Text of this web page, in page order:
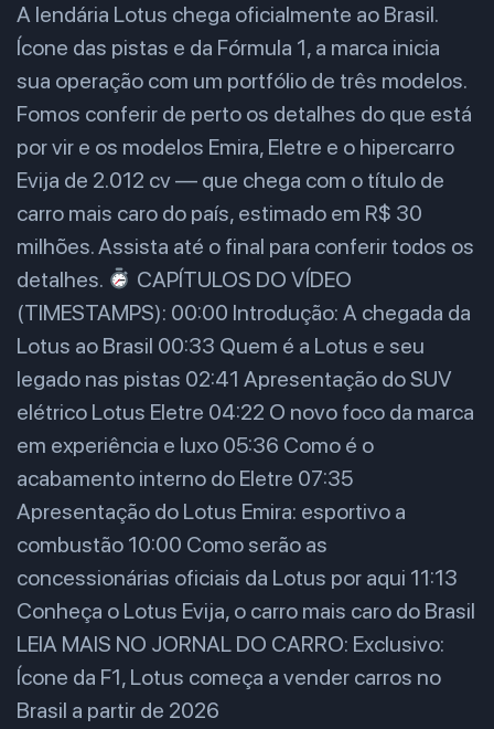
A lendária Lotus chega oficialmente ao Brasil.
Ícone das pistas e da Fórmula 1, a marca inicia
sua operação com um portfólio de três modelos.
Fomos conferir de perto os detalhes do que está
por vir e os modelos Emira, Eletre e o hipercarro
Evija de 2.012 cv — que chega com o título de
carro mais caro do país, estimado em R$ 30
milhões. Assista até o final para conferir todos os
detalhes.
CAPÍTULOS DO VÍDEO
(TIMESTAMPS): 00:00 Introdução: A chegada da
Lotus ao Brasil 00:33 Quem é a Lotus e seu
legado nas pistas 02:41 Apresentação do SUV
elétrico Lotus Eletre 04:22 O novo foco da marca
em experiência e luxo 05:36 Como é o
acabamento interno do Eletre 07:35
Apresentação do Lotus Emira: esportivo a
combustão 10:00 Como serão as
concessionárias oficiais da Lotus por aqui 11:13
Conheça o Lotus Evija, o carro mais caro do Brasil
LEIA MAIS NO JORNAL DO CARRO: Exclusivo:
Ícone da F1, Lotus começa a vender carros no
Brasil a partir de 2026